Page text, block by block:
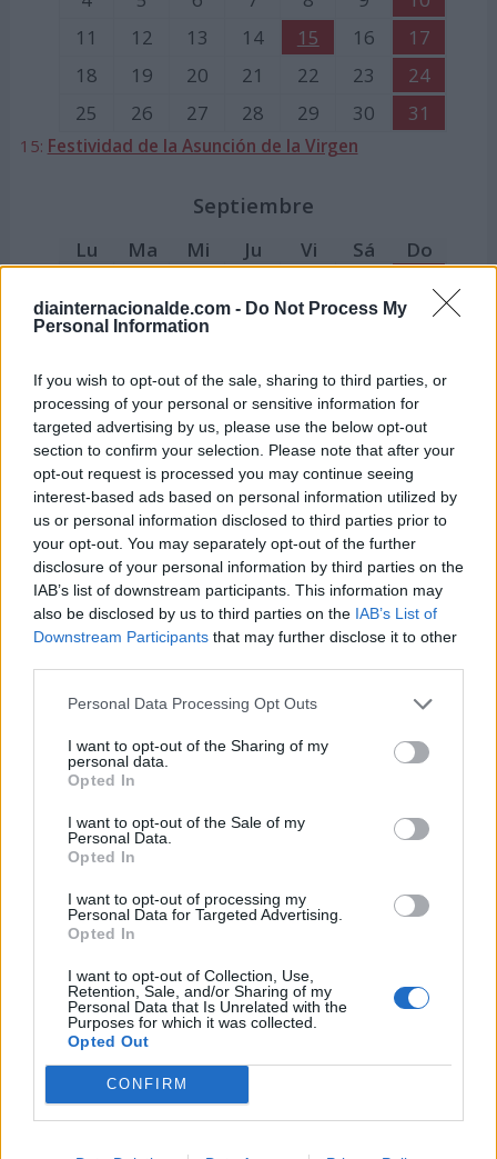
diainternacionalde.com - Do Not Process My
Personal Information
If you wish to opt-out of the sale, sharing to third parties, or
processing of your personal or sensitive information for
targeted advertising by us, please use the below opt-out
section to confirm your selection. Please note that after your
opt-out request is processed you may continue seeing
interest-based ads based on personal information utilized by
us or personal information disclosed to third parties prior to
your opt-out. You may separately opt-out of the further
disclosure of your personal information by third parties on the
IAB’s list of downstream participants. This information may
also be disclosed by us to third parties on the IAB’s List of
Downstream Participants that may further disclose it to other
Personal Data Processing Opt Outs
I want to opt-out of the Sharing of my
personal data.
Opted In
I want to opt-out of the Sale of my
Personal Data.
Opted In
I want to opt-out of processing my
Personal Data for Targeted Advertising.
Opted In
I want to opt-out of Collection, Use,
Retention, Sale, and/or Sharing of my
Personal Data that Is Unrelated with the
Purposes for which it was collected.
Opted Out
CONFIRM
11
12 13 14 15 16
17
18
19 20 21 22 23
24
25
26 27 28 29 30 31
15: Festividad de la Asunción de la Virgen
Septiembre
Lu Ma Mi Ju Vi Sá
Do
8
9 10 11 12 13
22
23 24 25 26 27
28
29
30
Octubre
Lu Ma Mi Ju Vi Sá
Do
1
2 3 4
5
6
7 8 9 10 11
12
Fiesta Nacional de España (por coincidir con
domingo se traslada al lunes)
Noviembre
2
10
11 12 13 14
16
17
18 19 20 21
24
25 26 27 28 29 30
Fiesta de Todos los Santos